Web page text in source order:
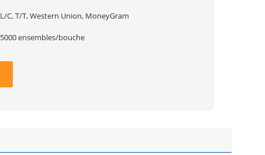
L/C, T/T, Western Union, MoneyGram
5000 ensembles/bouche